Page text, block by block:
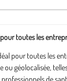
toutes les
pour toutes les
ou géolocalisée,
de